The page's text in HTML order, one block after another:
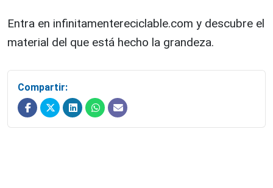
Entra en infinitamentereciclable.com y descubre el
material del que está hecho la grandeza.
Compartir: